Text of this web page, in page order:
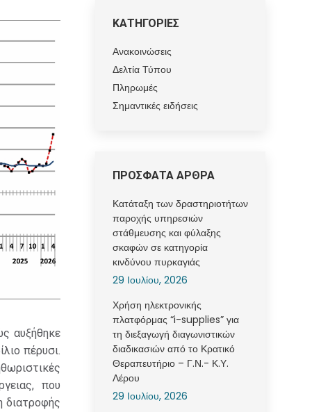
αυξήθηκε
πέρυσι.
που
διατροφής
ΚΑΤΗΓΟΡΙΕΣ
Ανακοινώσεις
Δελτία Τύπου
Πληρωμές
Σημαντικές ειδήσεις
ΠΡΟΣΦΑΤΑ ΑΡΘΡΑ
Κατάταξη των δραστηριοτήτων
παροχής υπηρεσιών
στάθμευσης και φύλαξης
σκαφών σε κατηγορία
κινδύνου πυρκαγιάς
29 Ιουλίου, 2026
Χρήση ηλεκτρονικής
πλατφόρμας “i-supplies” για
τη διεξαγωγή διαγωνιστικών
διαδικασιών από το Κρατικό
Θεραπευτήριο – Γ.Ν.- Κ.Υ.
Λέρου
29 Ιουλίου, 2026